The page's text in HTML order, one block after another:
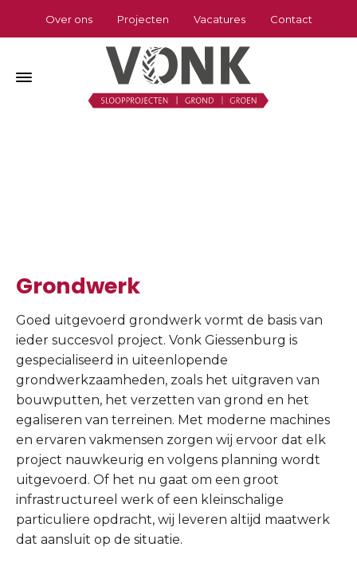
Over ons Projecten Vacatures Contact
Grondwerk
Goed uitgevoerd grondwerk vormt de basis van
ieder succesvol project. Vonk Giessenburg is
gespecialiseerd in uiteenlopende
grondwerkzaamheden, zoals het uitgraven van
bouwputten, het verzetten van grond en het
egaliseren van terreinen. Met moderne machines
en ervaren vakmensen zorgen wij ervoor dat elk
project nauwkeurig en volgens planning wordt
uitgevoerd. Of het nu gaat om een groot
infrastructureel werk of een kleinschalige
particuliere opdracht, wij leveren altijd maatwerk
dat aansluit op de situatie.